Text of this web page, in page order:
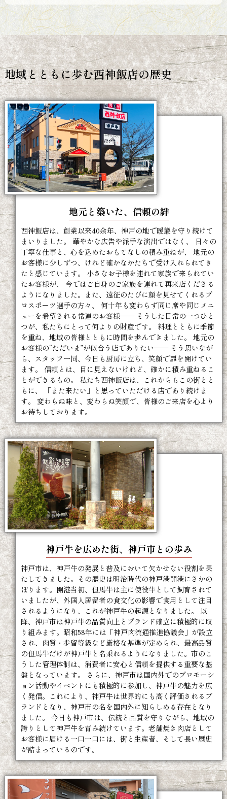
地域とともに歩む西神飯店の歴史
地元と築いた、信頼の絆
西神飯店は、創業以来40余年、神戸の地で暖簾を守り続けて
まいりました。 華やかな広告や派手な演出ではなく、 日々の
丁寧な仕事と、心を込めたおもてなしの積み重ねが、 地元の
お客様に少しずつ、けれど確かなかたちで受け入れられてき
たと感じています。 小さなお子様を連れて家族で来られてい
たお客様が、 今ではご自身のご家族を連れて再来店くださる
ようになりました。また、遠征のたびに顔を見せてくれるプ
ロスポーツ選手の方々、 何十年も変わらず同じ席や同じメニ
ューを希望される常連のお客様—— そうした日常の一つひと
つが、私たちにとって何よりの財産です。 料理とともに季節
を重ね、地域の皆様とともに時間を歩んできました。 地元の
お客様の“ただいま”が似合う店でありたい—— そう思いなが
ら、スタッフ一同、今日も厨房に立ち、笑顔で扉を開けてい
ます。 信頼とは、目に見えないけれど、確かに積み重ねるこ
とができるもの。 私たち西神飯店は、これからもこの街とと
もに、 「また来たい」と思っていただける店であり続けま
す。 変わらぬ味と、変わらぬ笑顔で、皆様のご来店を心より
お待ちしております。
神戸牛を広めた街、神戸市との歩み
神戸市は、神戸牛の発展と普及において欠かせない役割を果
たしてきました。その歴史は明治時代の神戸港開港にさかの
ぼります。開港当初、但馬牛は主に使役牛として飼育されて
いましたが、外国人居留者の食文化の影響で食用として注目
されるようになり、これが神戸牛の起源となりました。 以
降、神戸市は神戸牛の品質向上とブランド確立に積極的に取
り組みます。昭和58年には「神戸肉流通推進協議会」が設立
され、肉質・歩留等級など厳格な基準が定められ、最高品質
の但馬牛だけが神戸牛と名乗れるようになりました。市のこ
うした管理体制は、消費者に安心と信頼を提供する重要な基
盤となっています。 さらに、神戸市は国内外でのプロモーシ
ョン活動やイベントにも積極的に参加し、神戸牛の魅力を広
く発信。これにより、神戸牛は世界的にも高く評価されるブ
ランドとなり、神戸市の名を国内外に知らしめる存在となり
ました。 今日も神戸市は、伝統と品質を守りながら、地域の
誇りとして神戸牛を育み続けています。老舗焼き肉店として
お客様に届ける一口一口には、街と生産者、そして長い歴史
が詰まっているのです。